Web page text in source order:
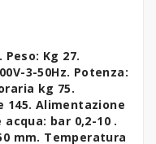
Peso: Kg 27.
3-50Hz. Potenza:
kg 75.
Alimentazione
acqua: bar 0,2-10 .
mm. Temperatura